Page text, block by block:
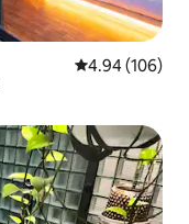
Ukadiriaji wa
4.94 (106)